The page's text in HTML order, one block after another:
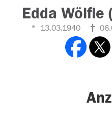
Edda Wölfle
13.03.1940